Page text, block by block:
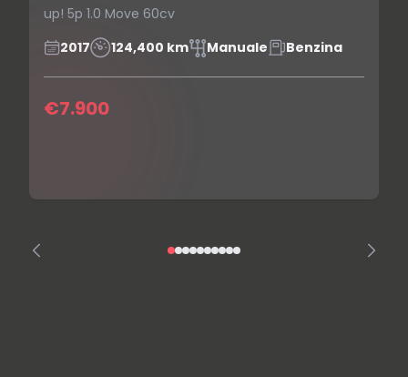
up! 5p 1.0 Move 60cv
2017
124,400 km Manuale Benzina
€7.900